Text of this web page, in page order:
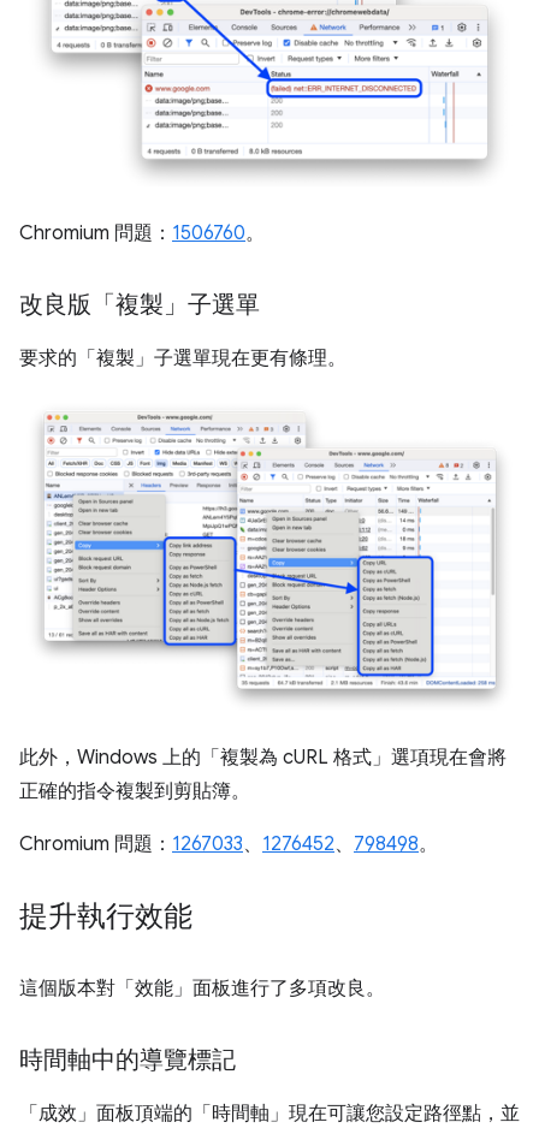
Chromium 問題： 1506760。
改良版「複製」子選單
要求的「複製」 子選單現在更有條理。
此外，Windows 上的「複製為 cURL 格式」 選項現在會將
正確的指令複製到剪貼簿。
Chromium 問題： 1267033、 1276452、 798498。
提升執行效能
這個版本對「效能」 面板進行了多項改良。
時間軸中的導覽標記
「成效」 面板頂端的「時間軸」 現在可讓您設定路徑點，並